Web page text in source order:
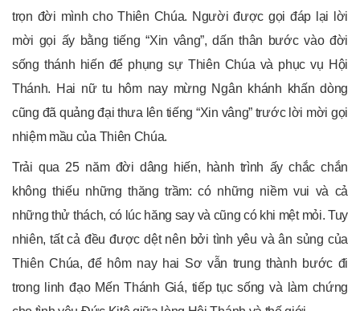
trọn đời mình cho Thiên Chúa. Người được gọi đáp lại lời
mời gọi ấy bằng tiếng “Xin vâng”, dấn thân bước vào đời
sống thánh hiến để phụng sự Thiên Chúa và phục vụ Hội
Thánh. Hai nữ tu hôm nay mừng Ngân khánh khấn dòng
cũng đã quảng đại thưa lên tiếng “Xin vâng” trước lời mời gọi
nhiệm mầu của Thiên Chúa.
Trải qua 25 năm đời dâng hiến, hành trình ấy chắc chắn
không thiếu những thăng trầm: có những niềm vui và cả
những thử thách, có lúc hăng say và cũng có khi mệt mỏi. Tuy
nhiên, tất cả đều được dệt nên bởi tình yêu và ân sủng của
Thiên Chúa, để hôm nay hai Sơ vẫn trung thành bước đi
trong linh đạo Mến Thánh Giá, tiếp tục sống và làm chứng